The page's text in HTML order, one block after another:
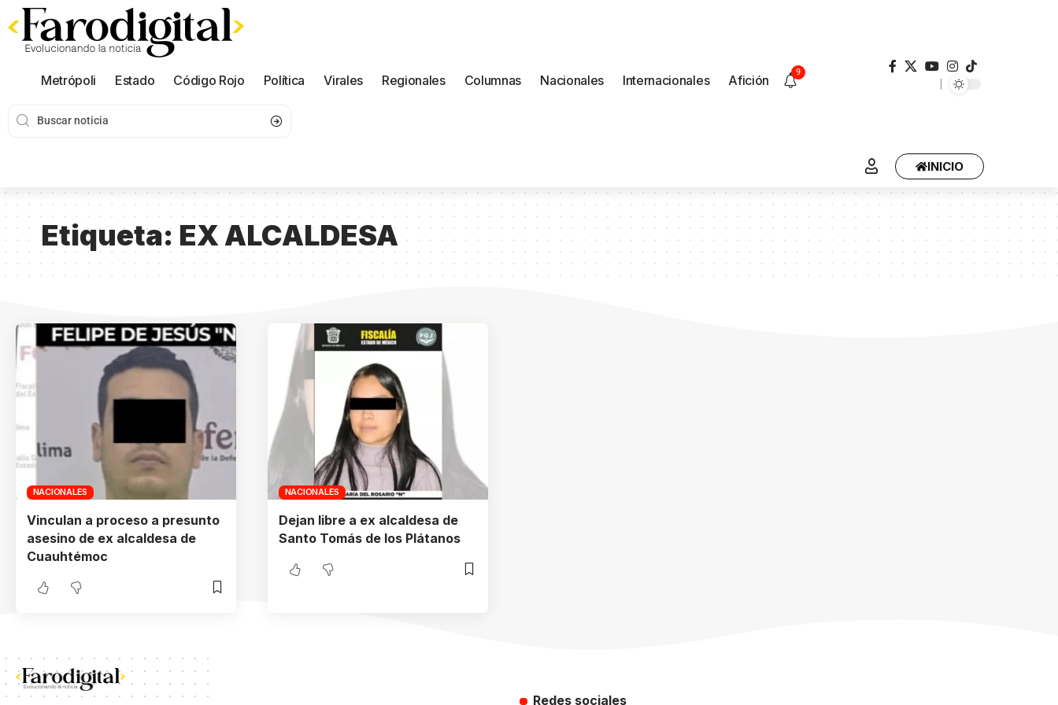
Metrópoli Estado Código Rojo Política Virales Regionales Columnas Nacionales Internacionales Afición
9
INICIO
Etiqueta: EX ALCALDESA
NACIONALES
Vinculan a proceso a presunto
asesino de ex alcaldesa de
Cuauhtémoc
NACIONALES
Dejan libre a ex alcaldesa de
Santo Tomás de los Plátanos
Redes sociales